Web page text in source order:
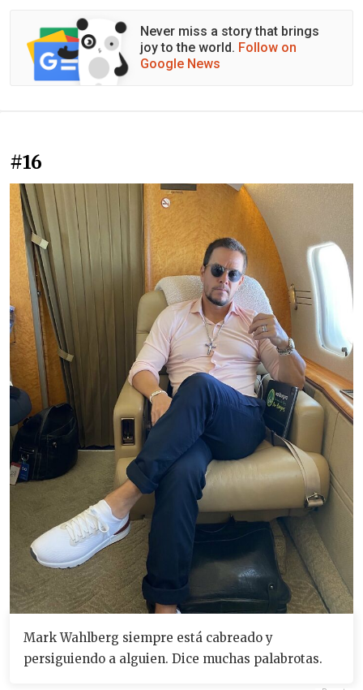
Never miss a story that brings
joy to the world. Follow on
Google News
#16
Mark Wahlberg siempre está cabreado y
persiguiendo a alguien. Dice muchas palabrotas.